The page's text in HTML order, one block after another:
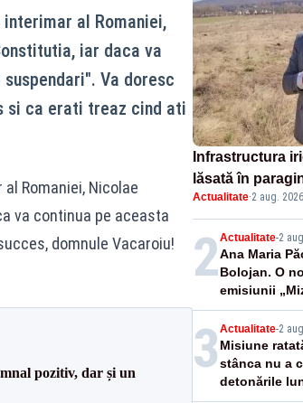
al Romaniei,
iar daca va
Va doresc
si ca erati treaz cind ati
Romaniei, Nicolae
va continua pe aceasta
domnule Vacaroiu!
pozitiv, dar și un
Infrastructura
lăsată în
Actualitate·2 aug.
2Actualitate-2
Ana Maria
Bolojan. O
emisiunii
PLUS
3 Actualitate-2
Misiune
stânca nu a
detonările